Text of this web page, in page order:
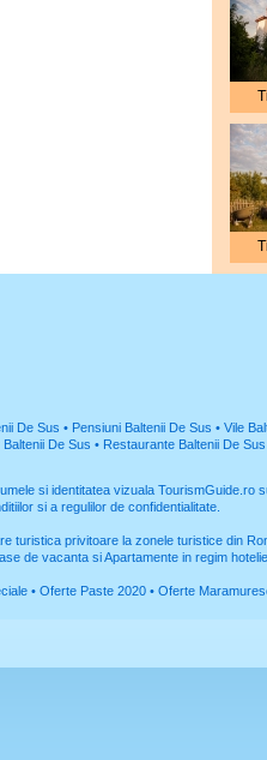
De Sus • Pensiuni Baltenii De Sus • Vile
De Sus • Restaurante Baltenii De Sus
si identitatea vizuala TourismGuide.ro
si a regulilor de confidentialitate
turistica privitoare la zonele turistice din
de vacanta si Apartamente in regim
• Oferte Paste 2020 • Oferte